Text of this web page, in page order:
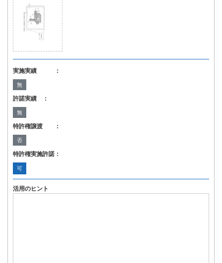
実施実績 ：
無
許諾実績 ：
無
特許権譲渡 ：
否
特許権実施許諾：
可
活用のヒント